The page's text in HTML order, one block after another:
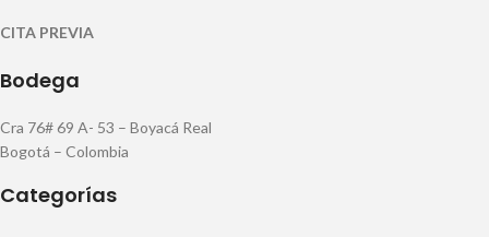
CITA PREVIA
Bodega
Cra 76# 69 A- 53 – Boyacá Real
Bogotá – Colombia
Categorías